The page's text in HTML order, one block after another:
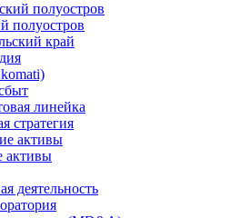
полуостров
полуостров
край
линейка
стратегия
активы
активы
деятельность